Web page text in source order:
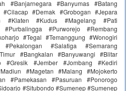
#Banjarnegara #Banyumas #Batang
#Demak #Grobogan #Jepara
#Klaten #Kudus #Magelang #Pati
#Purworejo #Rembang
#Tegal #Temanggung #Wonogiri
#Salatiga #Semarang
#Bangkalan #Banyuwangi #Blitar
#Gresik #Jember #Jombang #Kediri
#Magetan #Malang #Mojokerto
#Pamekasan #Pasuruan #Ponorogo
#Situbondo #Sumenep #Sumenep